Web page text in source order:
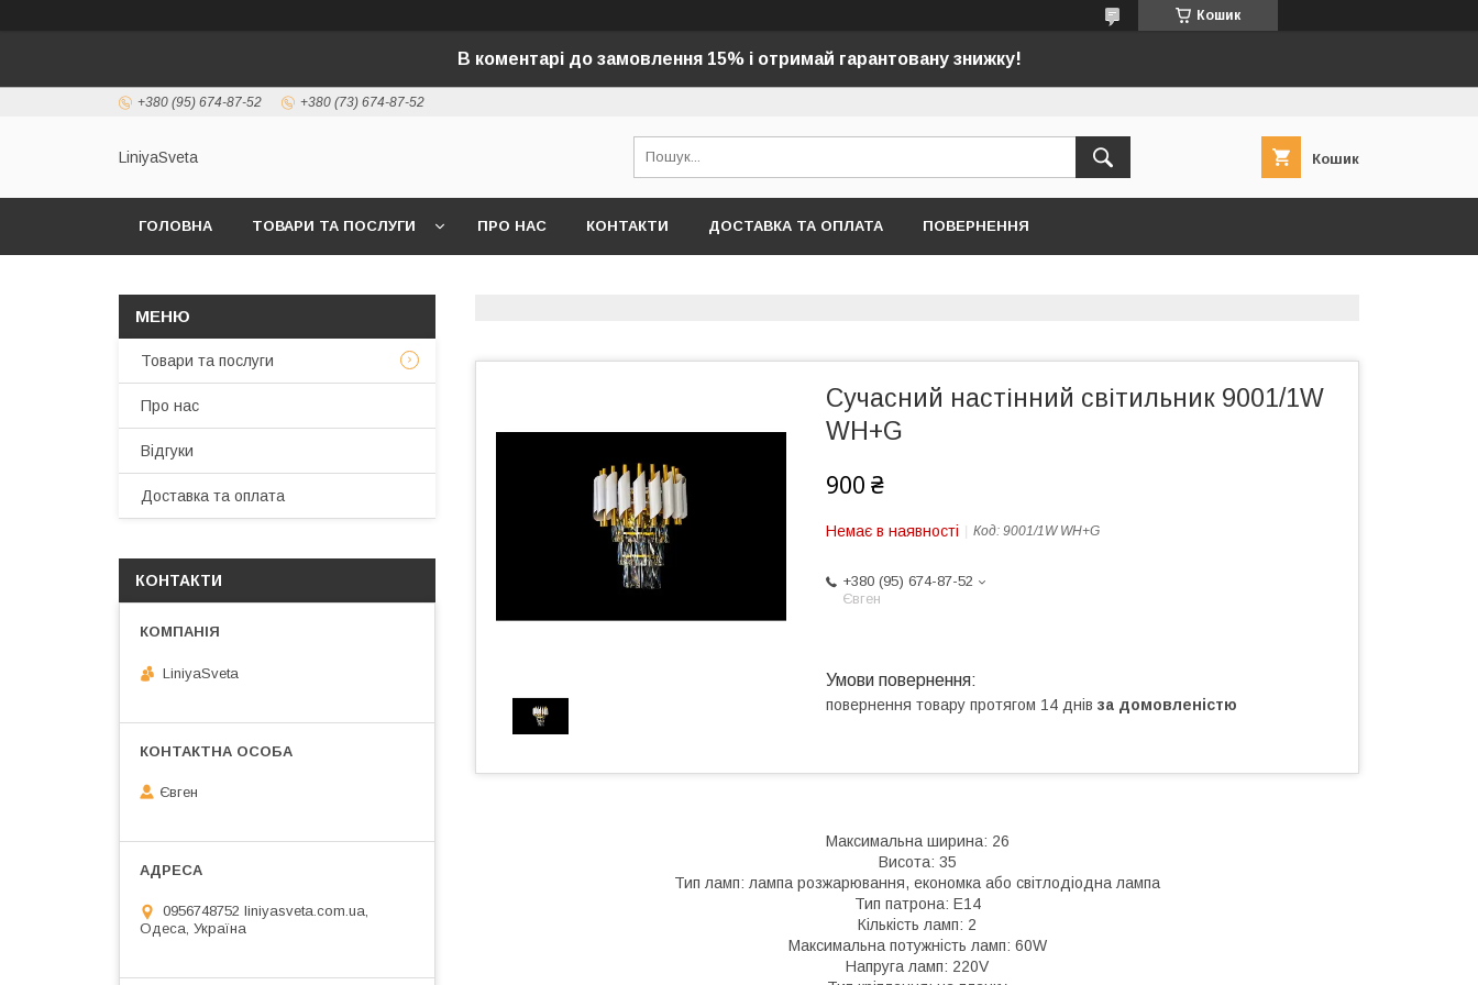
Кошик
В коментарі до замовлення 15% і отримай гарантовану знижку!
+380 (95) 674-87-52 +380 (73) 674-87-52
LiniyaSveta Кошик
ГОЛОВНА ТОВАРИ ТА ПОСЛУГИ ПРО НАС КОНТАКТИ ДОСТАВКА ТА ОПЛАТА ПОВЕРНЕННЯ
Сучасний настінний світильник 9001/1W
WH+G
900 ₴
Немає в наявності Код: 9001/1W WH+G
+380 (95) 674-87-52
Євген
повернення товару протягом 14 днів за домовленістю
Максимальна ширина: 26
Висота: 35
Тип ламп: лампа розжарювання, економка або світлодіодна лампа
Тип патрона: E14
Кількість ламп: 2
Максимальна потужність ламп: 60W
Напруга ламп: 220V
Товари та послуги
Про нас
Відгуки
Доставка та оплата
КОНТАКТИ
LiniyaSveta
Євген
0956748752 liniyasveta.com.ua,
Одеса, Україна